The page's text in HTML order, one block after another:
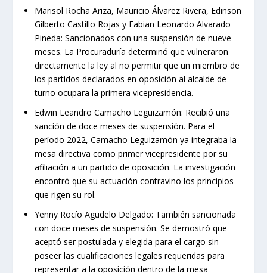
Marisol Rocha Ariza, Mauricio Álvarez Rivera, Edinson
Gilberto Castillo Rojas y Fabian Leonardo Alvarado
Pineda: Sancionados con una suspensión de nueve
meses. La Procuraduría determinó que vulneraron
directamente la ley al no permitir que un miembro de
los partidos declarados en oposición al alcalde de
turno ocupara la primera vicepresidencia.
Edwin Leandro Camacho Leguizamón: Recibió una
sanción de doce meses de suspensión. Para el
período 2022, Camacho Leguizamón ya integraba la
mesa directiva como primer vicepresidente por su
afiliación a un partido de oposición. La investigación
encontró que su actuación contravino los principios
que rigen su rol.
Yenny Rocío Agudelo Delgado: También sancionada
con doce meses de suspensión. Se demostró que
aceptó ser postulada y elegida para el cargo sin
poseer las cualificaciones legales requeridas para
representar a la oposición dentro de la mesa